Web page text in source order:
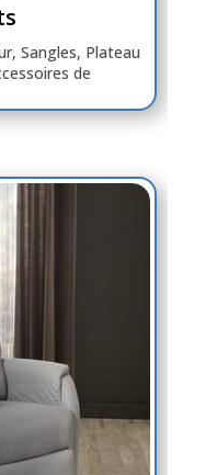
Sangles, Plateau
de